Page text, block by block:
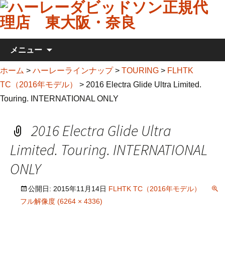
メニュー
ホーム > ハーレーラインナップ> TOURING > FLHTK
TC（2016年モデル）
> 2016 Electra Glide Ultra Limited.
Touring. INTERNATIONAL ONLY
2016 Electra Glide Ultra
Limited. Touring. INTERNATIONAL
ONLY
公開日: 2015年11月14日 FLHTK TC（2016年モデル）
フル解像度 (6264 × 4336)